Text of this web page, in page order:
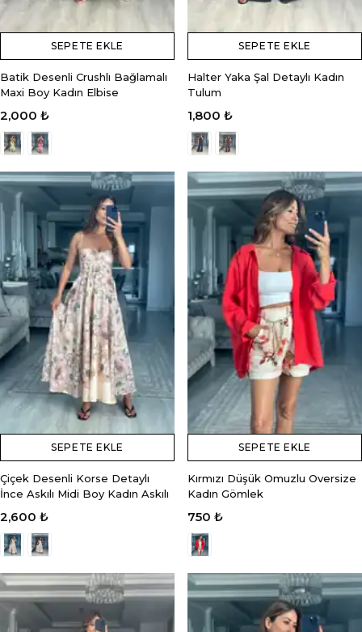
SEPETE EKLE
Batik Desenli Crushlı Bağlamalı
Maxi Boy Kadın Elbise
2,000 ₺
SEPETE EKLE
Halter Yaka Şal Detaylı Kadın
Tulum
1,800 ₺
SEPETE EKLE
Çiçek Desenli Korse Detaylı
İnce Askılı Midi Boy Kadın Askılı
2,600 ₺
SEPETE EKLE
Kırmızı Düşük Omuzlu Oversize
Kadın Gömlek
750 ₺